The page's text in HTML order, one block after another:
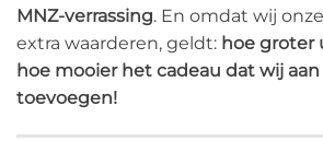
MNZ-verrassing. En omdat wij
extra waarderen, geldt: hoe groter
hoe mooier het cadeau dat wij
toevoegen!